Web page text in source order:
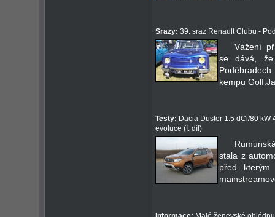
Srazy: 39. sraz Renault Clubu -
Vážení
se dává,
kempu
Testy: Dacia Duster 1.5 dCi/80 kW
evoluce (I. díl)
stala z
před